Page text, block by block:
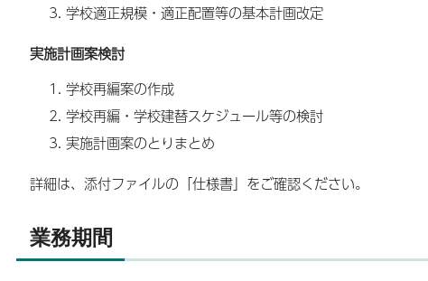
学校適正規模・適正配置等の基本計画改定
実施計画案検討
学校再編案の作成
学校再編・学校建替スケジュール等の検討
実施計画案のとりまとめ
詳細は、添付ファイルの「仕様書」をご確認ください。
業務期間